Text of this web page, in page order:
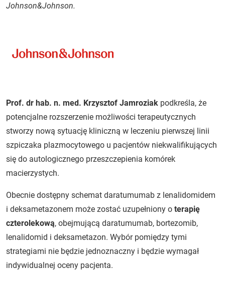
Johnson&Johnson.
Prof. dr hab. n. med. Krzysztof Jamroziak podkreśla, że
potencjalne rozszerzenie możliwości terapeutycznych
stworzy nową sytuację kliniczną w leczeniu pierwszej linii
szpiczaka plazmocytowego u pacjentów niekwalifikujących
się do autologicznego przeszczepienia komórek
macierzystych.
Obecnie dostępny schemat daratumumab z lenalidomidem
i deksametazonem może zostać uzupełniony o terapię
czterolekową, obejmującą daratumumab, bortezomib,
lenalidomid i deksametazon. Wybór pomiędzy tymi
strategiami nie będzie jednoznaczny i będzie wymagał
indywidualnej oceny pacjenta.